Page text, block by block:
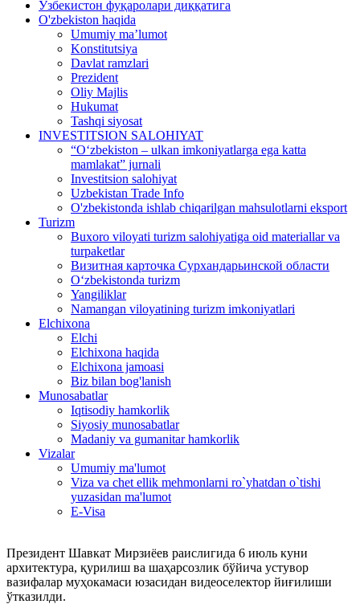
Ўзбекистон фуқаролари диққатига
O'zbekiston haqida
Umumiy ma’lumot
Konstitutsiya
Davlat ramzlari
Prezident
Oliy Majlis
Hukumat
Tashqi siyosat
INVESTITSION SALOHIYAT
“Oʻzbekiston – ulkan imkoniyatlarga ega katta
mamlakat” jurnali
Investitsion salohiyat
Uzbekistan Trade Info
O'zbekistonda ishlab chiqarilgan mahsulotlarni eksport
Turizm
Buxoro viloyati turizm salohiyatiga oid materiallar va
turpaketlar
Визитная карточка Сурхандарьинской области
Oʻzbekistonda turizm
Yangiliklar
Namangan viloyatining turizm imkoniyatlari
Elchixona
Elchi
Elchixona haqida
Elchixona jamoasi
Biz bilan bog'lanish
Munosabatlar
Iqtisodiy hamkorlik
Siyosiy munosabatlar
Madaniy va gumanitar hamkorlik
Vizalar
Umumiy ma'lumot
Viza va chet ellik mehmonlarni ro`yhatdan o`tishi
yuzasidan ma'lumot
E-Visa
Президент Шавкат Мирзиёев раислигида 6 июль куни
архитектура, қурилиш ва шаҳарсозлик бўйича устувор
вазифалар муҳокамаси юзасидан видеоселектор йиғилиши
ўтказилди.